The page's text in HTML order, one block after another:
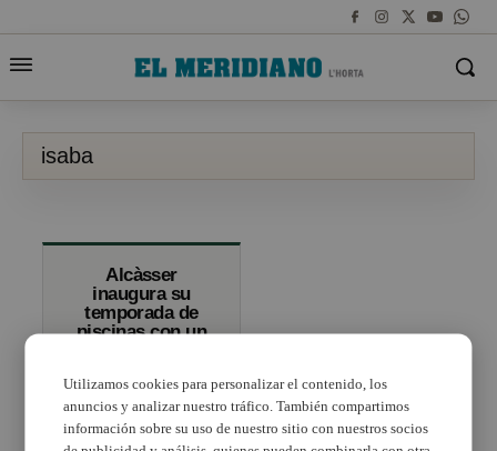
isaba
Alcàsser
inaugura su
temporada de
piscinas con un
profundidad para
los más
pequeños
Utilizamos cookies para personalizar el contenido, los
anuncios y analizar nuestro tráfico. También compartimos
información sobre su uso de nuestro sitio con nuestros socios